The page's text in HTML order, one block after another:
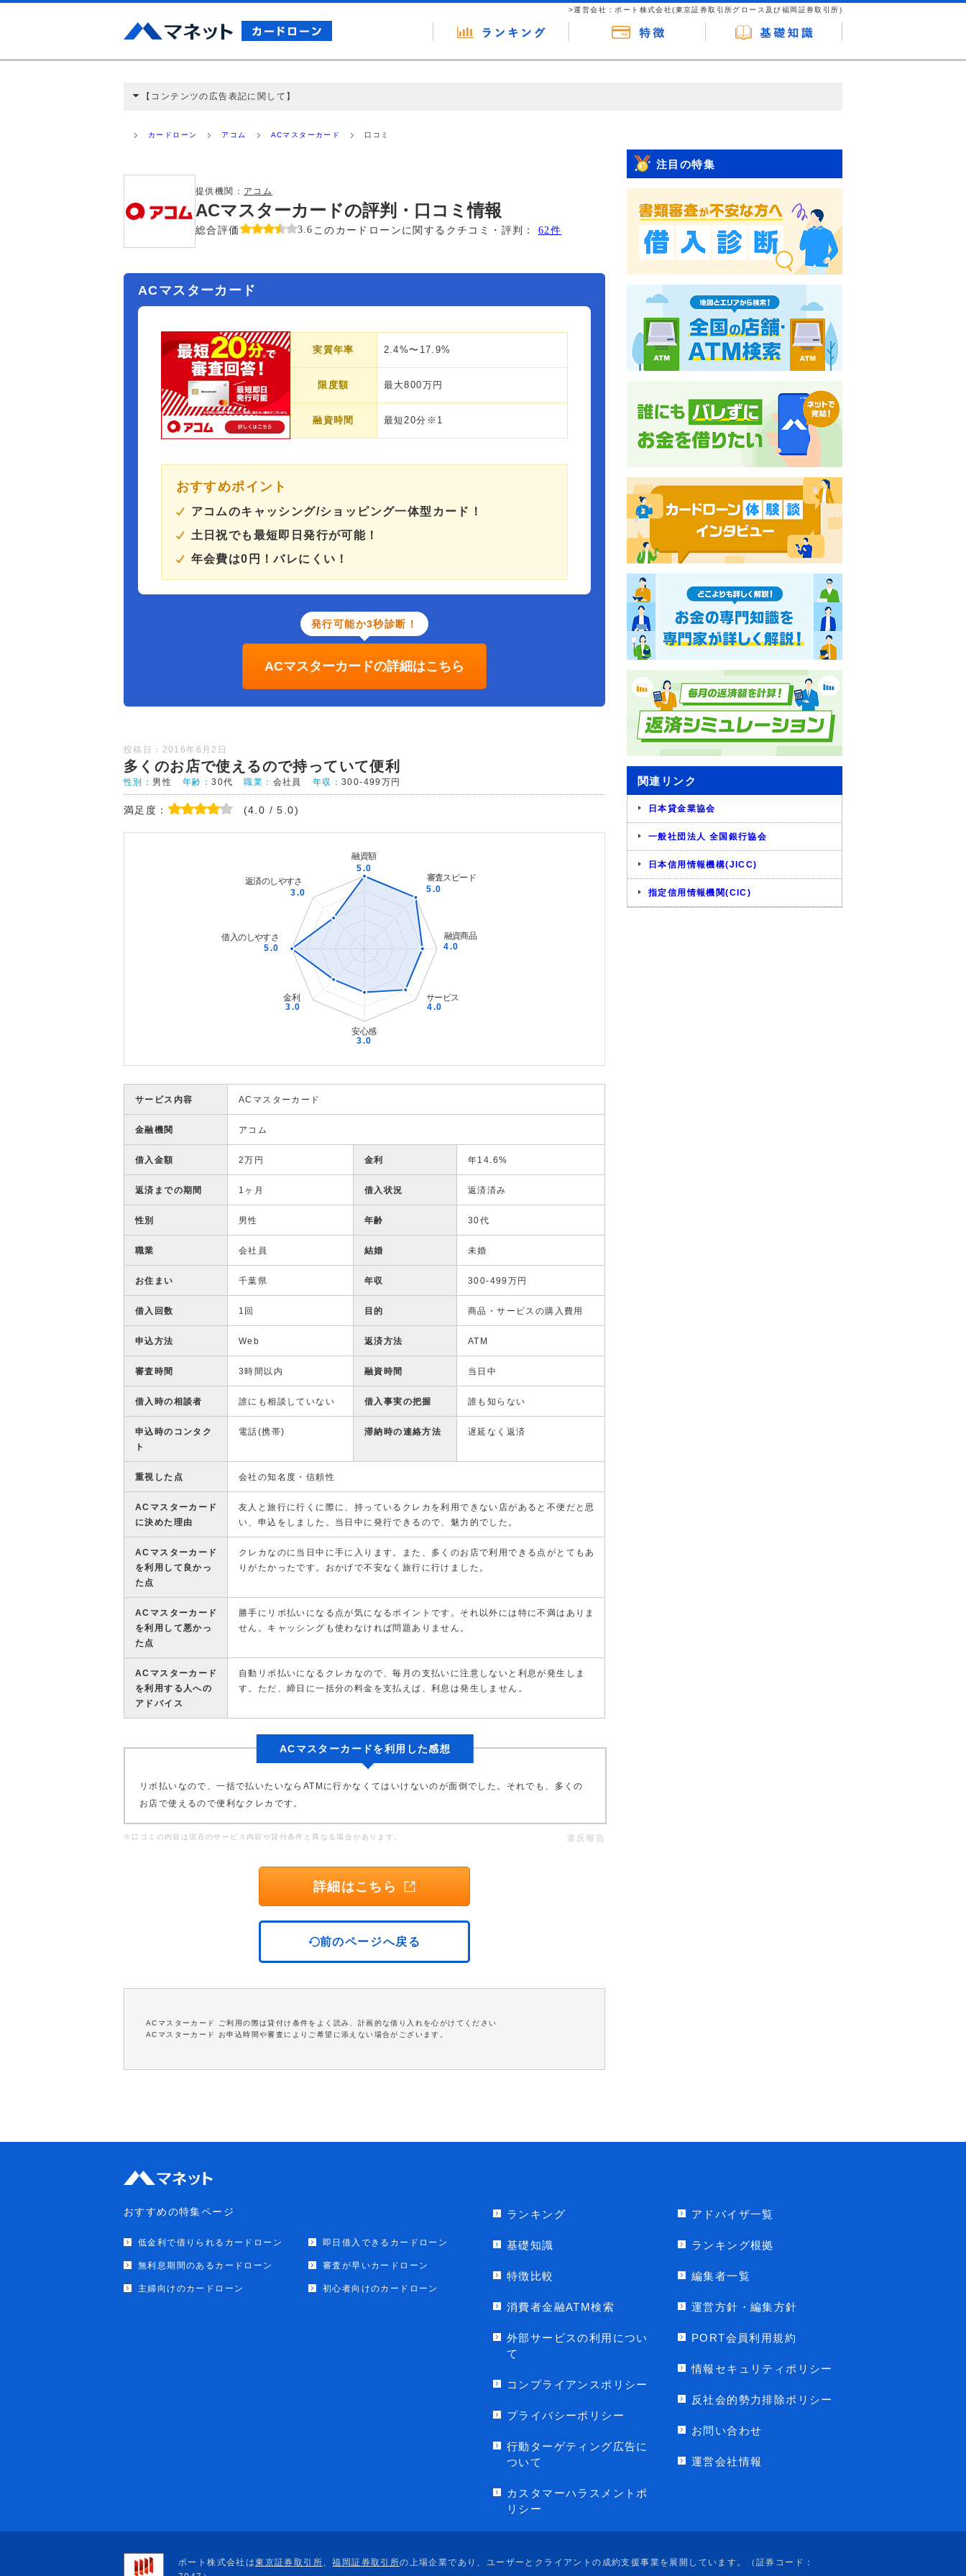
>運営会社：ポート株式会社(東京証券取引所グロース及び福岡証券取引所)
【コンテンツの広告表記に関して】
ミ収集などに基づき、公平性を担保した情報提供を行っています。
カードローン アコム ACマスターカード 口コミ
提供機関： アコム
ACマスターカードの評判・口コミ情報
総合評価 3.6 このカードローンに関するクチコミ・評判： 62件
ACマスターカード
実質年率 2.4%〜17.9%
限度額 最大800万円
融資時間 最短20分※1
おすすめポイント
アコムのキャッシング/ショッピング一体型カード！
土日祝でも最短即日発行が可能！
年会費は0円！バレにくい！
発行可能か3秒診断！
ACマスターカードの詳細はこちら
投稿日：2016年6月2日
多くのお店で使えるので持っていて便利
性別： 男性 年齢：30代 職業： 会社員 年収：300-499万円
満足度： (4.0 / 5.0)
サービス内容 ACマスターカード
金融機関 アコム
借入金額 2万円 金利 年14.6%
返済までの期間 1ヶ月 借入状況 返済済み
性別 男性 年齢 30代
職業 会社員 結婚 未婚
お住まい 千葉県 年収 300-499万円
借入回数 1回 目的 商品・サービスの購入費用
申込方法 Web 返済方法 ATM
審査時間 3時間以内 融資時間 当日中
借入時の相談者 誰にも相談していない 借入事実の把握 誰も知らない
申込時のコンタク
ト
電話(携帯) 滞納時の連絡方法 遅延なく返済
重視した点 会社の知名度・信頼性
ACマスターカード
に決めた理由
友人と旅行に行くに際に、持っているクレカを利用できない店があると不便だと思
い、申込をしました。当日中に発行できるので、魅力的でした。
ACマスターカード
を利用して良かっ
た点
クレカなのに当日中に手に入ります。また、多くのお店で利用できる点がとてもあ
りがたかったです。おかげで不安なく旅行に行けました。
ACマスターカード
を利用して悪かっ
た点
勝手にリボ払いになる点が気になるポイントです。それ以外には特に不満はありま
せん。キャッシングも使わなければ問題ありません。
ACマスターカード
を利用する人への
アドバイス
自動リボ払いになるクレカなので、毎月の支払いに注意しないと利息が発生しま
す。ただ、締日に一括分の料金を支払えば、利息は発生しません。
ACマスターカードを利用した感想
リボ払いなので、一括で払いたいならATMに行かなくてはいけないのが面倒でした。それでも、多くの
お店で使えるので便利なクレカです。
※口コミの内容は現在のサービス内容や貸付条件と異なる場合があります。 違反報告
詳細はこちら
前のページへ戻る
ACマスターカード ご利用の際は貸付け条件をよく読み、計画的な借り入れを心がけてください
ACマスターカード お申込時間や審査によりご希望に添えない場合がございます。
注目の特集
関連リンク
日本貸金業協会
一般社団法人 全国銀行協会
日本信用情報機構(JICC)
指定信用情報機関(CIC)
おすすめの特集ページ
低金利で借りられるカードローン 即日借入できるカードローン
無利息期間のあるカードローン 審査が早いカードローン
主婦向けのカードローン 初心者向けのカードローン
ランキング
基礎知識
特徴比較
消費者金融ATM検索
外部サービスの利用につい
て
コンプライアンスポリシー
プライバシーポリシー
行動ターゲティング広告に
ついて
カスタマーハラスメントポ
リシー
アドバイザ一覧
ランキング根拠
編集者一覧
運営方針・編集方針
PORT会員利用規約
情報セキュリティポリシー
反社会的勢力排除ポリシー
お問い合わせ
運営会社情報